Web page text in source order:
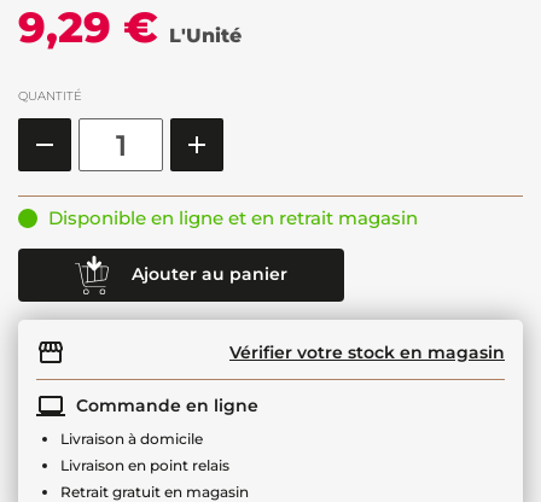
9,29 € L'Unité
QUANTITÉ
Disponible en ligne et en retrait magasin
Ajouter au panier
Vérifier votre stock en magasin
Commande en ligne
Livraison à domicile
Livraison en point relais
Retrait gratuit en magasin